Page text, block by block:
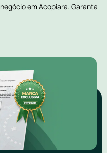
em Acopiara. Garanta